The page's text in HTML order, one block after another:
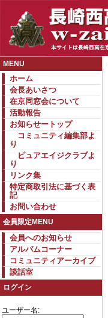
MENU
ホーム
会長あいさつ
在京同窓会について
活動報告
お知らせートップ
コミュニティ編集部よ
り
ピュアエイジクラブよ
り
リンク集
特定商取引法に基づく表
記
お問い合わせ
会員限定MENU
会員へのお知らせ
アルバムコーナー
コミュニティアーカイブ
談話室
ログイン
ユーザー名: